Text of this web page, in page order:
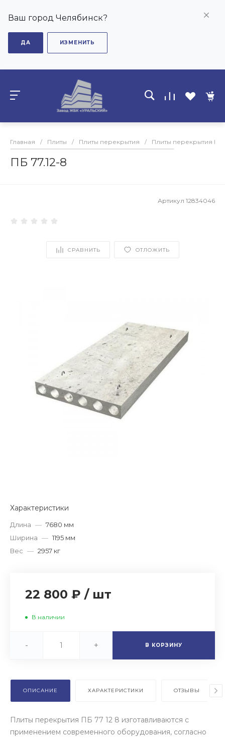
Ваш город Челябинск?
ДА ИЗМЕНИТЬ
Главная / Плиты / Плиты перекрытия / Плиты перекрытия ПБ
ПБ 77.12-8
Артикул 12834046
СРАВНИТЬ ОТЛОЖИТЬ
Характеристики
Длина — 7680 мм
Ширина — 1195 мм
Вес — 2957 кг
22 800 ₽ / шт
В наличии
- + В КОРЗИНУ
ОПИСАНИЕ ХАРАКТЕРИСТИКИ ОТЗЫВЫ
Плиты перекрытия ПБ 77 12 8 изготавливаются с
применением современного оборудования, согласно